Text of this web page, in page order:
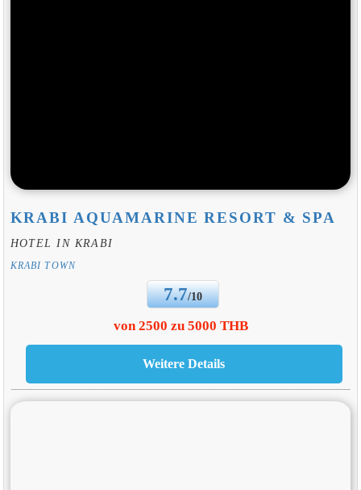
KRABI AQUAMARINE RESORT & SPA
HOTEL IN KRABI
KRABI TOWN
7.7/10
von 2500 zu 5000 THB